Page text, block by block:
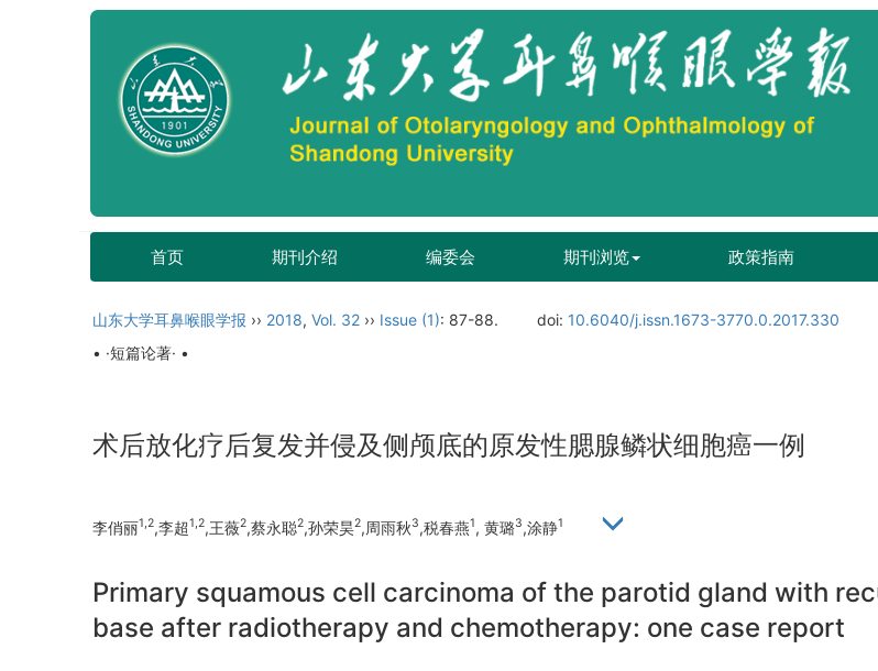
首页 期刊介绍 编委会 期刊浏览 政策指南
山东大学耳鼻喉眼学报 ›› 2018, Vol. 32 ›› Issue (1): 87-88. doi: 10.6040/j.issn.1673-3770.0.2017.330
• ·短篇论著· •
术后放化疗后复发并侵及侧颅底的原发性腮腺鳞状细胞癌一例
李俏丽1,2,李超1,2,王薇2,蔡永聪2,孙荣昊2,周雨秋3,税春燕1, 黄璐3,涂静1
Primary squamous cell carcinoma of the parotid gland with
base after radiotherapy and chemotherapy: one case report